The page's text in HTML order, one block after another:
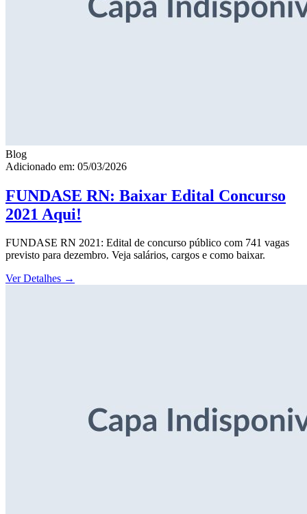
Blog
Adicionado em: 05/03/2026
FUNDASE RN: Baixar Edital Concurso
2021 Aqui!
FUNDASE RN 2021: Edital de concurso público com 741 vagas
previsto para dezembro. Veja salários, cargos e como baixar.
Ver Detalhes →